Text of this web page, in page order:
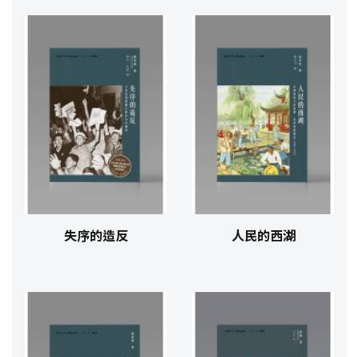
失序的造反 人民的西湖